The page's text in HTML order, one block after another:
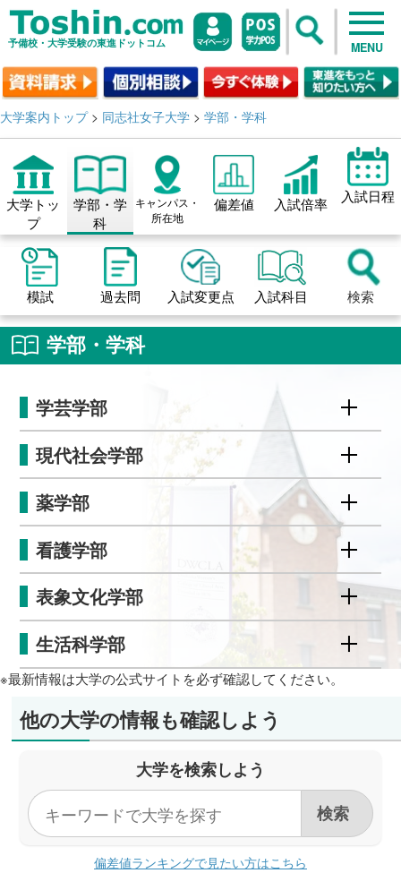
予備校・大学受験の東進ドットコム MENU
大学案内トップ> 同志社女子大学 > 学部・学科
大学トッ
プ
学部・学
科
キャンパス・
所在地
偏差値 入試倍率 入試日程
模試 過去問 入試変更点 入試科目 検索
学部・学科
学芸学部
現代社会学部
薬学部
看護学部
表象文化学部
生活科学部
※最新情報は大学の公式サイトを必ず確認してください。
他の大学の情報も確認しよう
大学を検索しよう
偏差値ランキングで見たい方はこちら